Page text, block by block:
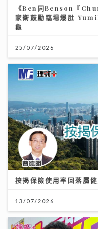
《Ben同Benson『
家衛鼓勵臨場爆肚
龜
25/07/2026
按揭保險使用率回落屬
13/07/2026